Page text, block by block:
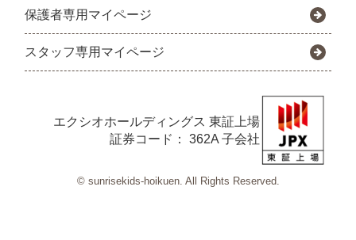
保護者専用マイページ
スタッフ専用マイページ
エクシオホールディングス 東証上場
証券コード： 362A 子会社
© sunrisekids-hoikuen. All Rights Reserved.